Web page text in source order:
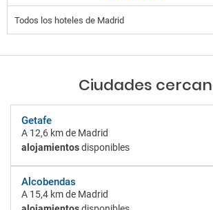
Todos los hoteles de Madrid
Ciudades
Getafe
A 12,6 kmde Madrid
alojamientosdisponibles
Alcobendas
A 15,4 kmde Madrid